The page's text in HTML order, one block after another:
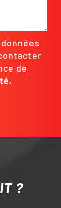
de
?